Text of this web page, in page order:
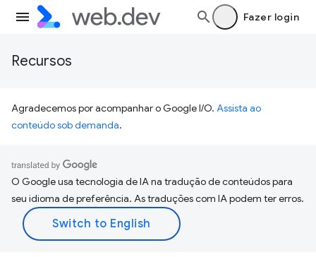
Fazer login
Recursos
Agradecemos por acompanhar o Google I/O. Assista ao
conteúdo sob demanda.
O Google usa tecnologia de IA na tradução de conteúdos para
seu idioma de preferência. As traduções com IA podem ter erros.